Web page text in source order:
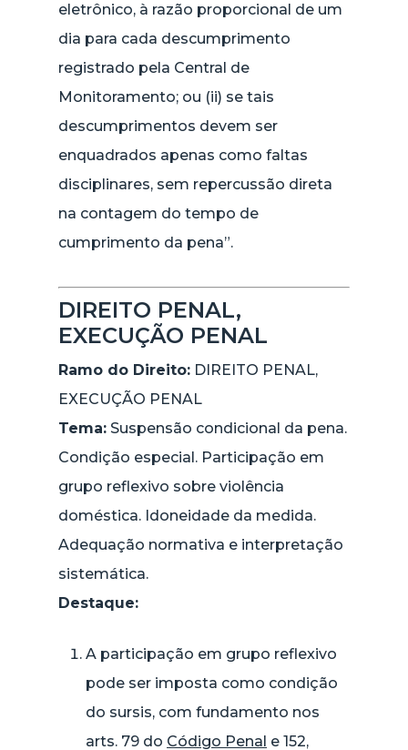
eletrônico, à razão proporcional de um
dia para cada descumprimento
registrado pela Central de
Monitoramento; ou (ii) se tais
descumprimentos devem ser
enquadrados apenas como faltas
disciplinares, sem repercussão direta
na contagem do tempo de
cumprimento da pena”.
DIREITO PENAL,
EXECUÇÃO PENAL
Ramo do Direito: DIREITO PENAL,
EXECUÇÃO PENAL
Tema: Suspensão condicional da pena.
Condição especial. Participação em
grupo reflexivo sobre violência
doméstica. Idoneidade da medida.
Adequação normativa e interpretação
sistemática.
Destaque:
A participação em grupo reflexivo
pode ser imposta como condição
do sursis, com fundamento nos
arts. 79 do Código Penal e 152,